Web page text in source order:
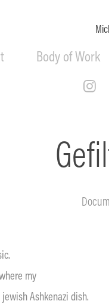
Body of Work
my
Ashkenazi dish.